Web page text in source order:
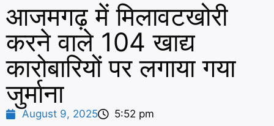
आजमगढ़ में मिलावटखोरी
करने वाले 104 खाद्य
कारोबारियों पर लगाया गया
जुर्माना
August 9, 2025 5:52 pm